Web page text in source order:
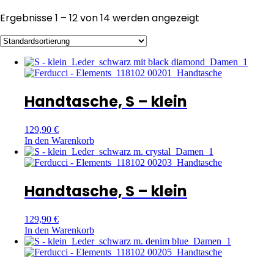
Ergebnisse 1 – 12 von 14 werden angezeigt
Handtasche, S – klein
129,90 €
In den Warenkorb
Handtasche, S – klein
129,90 €
In den Warenkorb